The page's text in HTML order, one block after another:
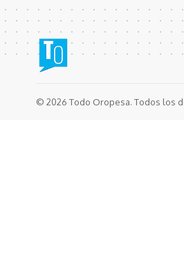
© 2026 Todo Oropesa. Todos los